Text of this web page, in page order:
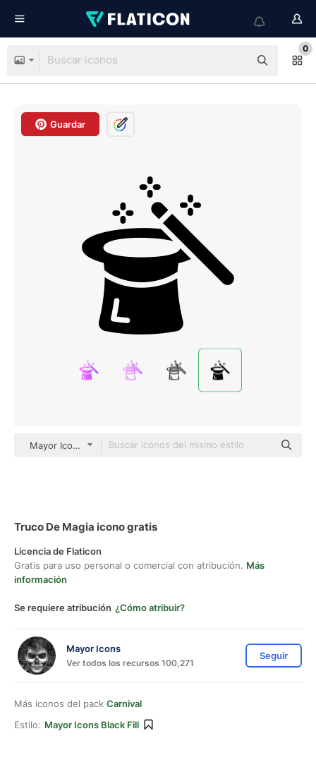
0
Guardar
Mayor Icons black fill
Truco De Magia icono gratis
Licencia de Flaticon
Gratis para uso personal o comercial con atribución. Más
información
Se requiere atribución ¿Cómo atribuir?
Mayor Icons
Ver todos los recursos 100,271
Seguir
Más iconos del pack Carnival
Estilo: Mayor Icons Black Fill